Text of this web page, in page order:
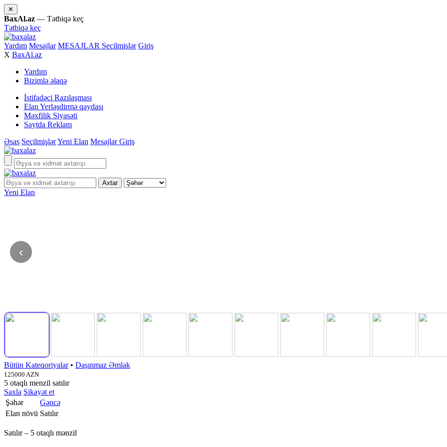
✕
BaxAl.az — Tətbiqə keç
Tətbiqə keç
Yardım Mesajlar MESAJLAR Seçilmişlər Giriş
X BaxAl.az
Yardım
Bizimlə əlaqə
İstifadəçi Razılaşması
Elan Yerləşdirmə qaydası
Məxfilik Siyasəti
Saytda Reklam
Əsas SeçilmişlərYeni Elan MesajlarGiriş
Yeni Elan
‹
Bütün Kateqoriyalar• Daşınmaz Əmlak
125000 AZN
5 otaqlı menzil satılır
Saxla Şikayət et
Şəhər
Gəncə
Elan növü Satılır
Satılır – 5 otaqlı mənzil